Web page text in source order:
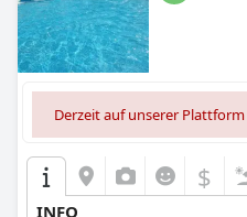
Derzeit auf unserer
$
INFO